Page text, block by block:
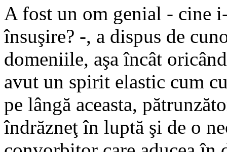
A fost un om genial - cine
însuşire? -, a dispus de
domeniile, aşa încât
avut un spirit elastic cum
pe lângă aceasta,
îndrăzneţ în luptă şi de o